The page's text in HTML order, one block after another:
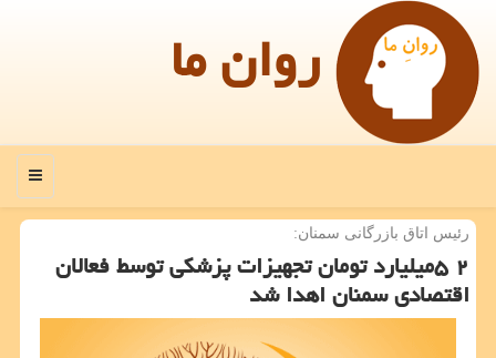
روان ما
منو
رئیس اتاق بازرگانی سمنان:
۲ ۵میلیارد تومان تجهیزات پزشكی توسط فعالان
اقتصادی سمنان اهدا شد